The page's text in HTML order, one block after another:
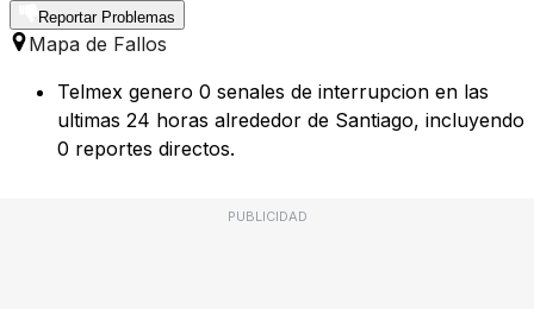
Reportar Problemas
Mapa de Fallos
Telmex genero 0 senales de interrupcion en las
ultimas 24 horas alrededor de Santiago, incluyendo
0 reportes directos.
PUBLICIDAD